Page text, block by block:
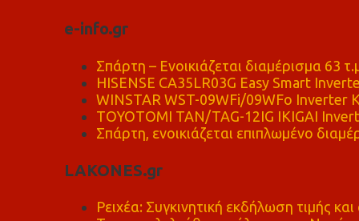
e-info.gr
Σπάρτη – Ενοικιάζεται διαμέρισμα 63
HISENSE CA35LR03G Easy Smart
WINSTAR WST-09WFi/09WFo Inverter
TOYOTOMI TAN/TAG-12IG IKIGAI
Σπάρτη, ενοικιάζεται επιπλωμένο
LAKONES.gr
Ρειχέα: Συγκινητική εκδήλωση τιμής